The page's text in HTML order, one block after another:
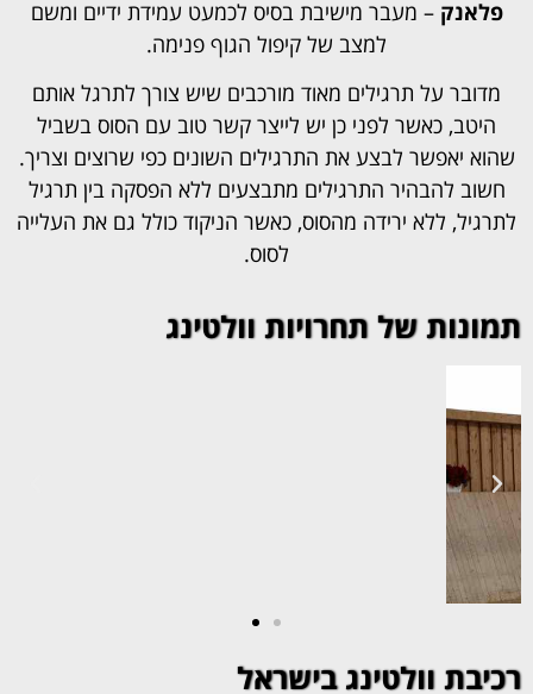
פלאנק – מעבר מישיבת בסיס לכמעט עמידת ידיים ומשם
למצב של קיפול הגוף פנימה.
מדובר על תרגילים מאוד מורכבים שיש צורך לתרגל אותם
היטב, כאשר לפני כן יש לייצר קשר טוב עם הסוס בשביל
שהוא יאפשר לבצע את התרגילים השונים כפי שרוצים וצריך.
חשוב להבהיר התרגילים מתבצעים ללא הפסקה בין תרגיל
לתרגיל, ללא ירידה מהסוס, כאשר הניקוד כולל גם את העלייה
לסוס.
תמונות של תחרויות וולטינג
רכיבת וולטינג בישראל